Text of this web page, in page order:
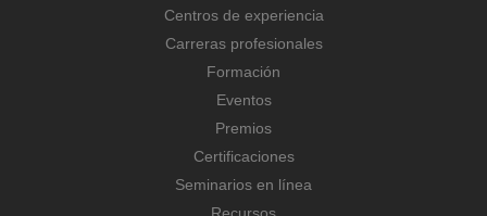
Centros de experiencia
Carreras profesionales
Formación
Eventos
Premios
Certificaciones
Seminarios en línea